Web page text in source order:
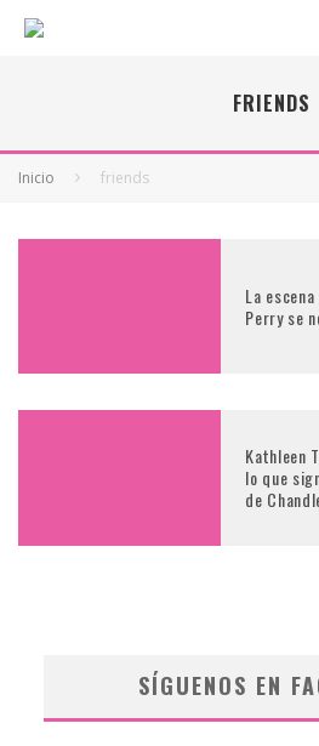
FRIENDS
Inicio friends
La
Perry se
Kathleen
lo que
de
SÍGUENOS EN